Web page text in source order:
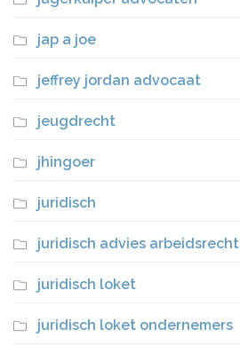
jap a joe
jeffrey jordan advocaat
jeugdrecht
jhingoer
juridisch
juridisch advies arbeidsrecht
juridisch loket
juridisch loket ondernemers